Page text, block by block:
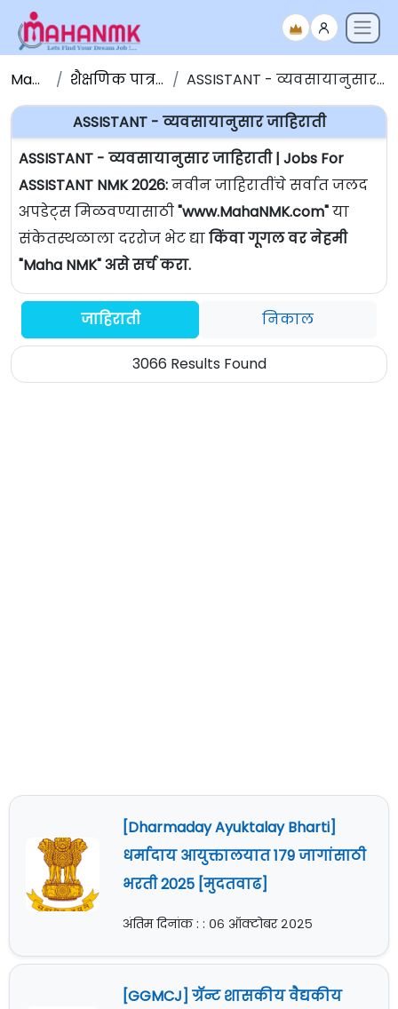
Maha NMK शैक्षणिक पात्रतेनुसार जाहिराती ASSISTANT - व्यवसायानुसार जाहिराती | Jobs For ASSISTANT
ASSISTANT - व्यवसायानुसार जाहिराती
ASSISTANT - व्यवसायानुसार जाहिराती | Jobs For
ASSISTANT NMK 2026:नवीन जाहिरातींचे सर्वात जलद
अपडेट्स मिळवण्यासाठी"www.MahaNMK.com"या
संकेतस्थळाला दररोज भेट द्याकिंवा गूगल वर नेहमी
"Maha NMK" असे सर्च करा.
जाहिराती निकाल
3066 Results Found
[Dharmaday Ayuktalay Bharti]
धर्मादाय आयुक्तालयात 179 जागांसाठी
भरती 2025 [मुदतवाढ]
अंतिम दिनांक : : ०६ ऑक्टोबर २०२५
[GGMCJ] ग्रॅन्ट शासकीय वैद्यकीय